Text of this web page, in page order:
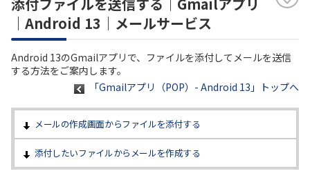
サポートトップ
サービス名から探す
よくあるご質問
工事・故障情報
各種ダウンロード
｜Android 13｜メールサービス
Android 13のGmailアプリで、ファイルを添付してメールを送信
する方法をご案内します。
「Gmailアプリ（POP）- Android 13」トップへ
メールの作成画面からファイルを添付する
添付したいファイルからメールを作成する